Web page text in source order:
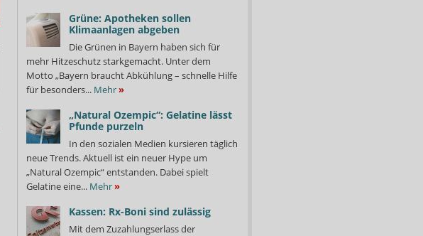
Kommt eine Kundin mit Zyankali in die Apotheke... So etwas hat Roths alte englische Apotheke
selbst in ihrer langen Geschichte sehr selten erlebt.
Foto: Roths alte englische Apotheke
Grüne: Apotheken sollen
Klimaanlagen abgeben
Die Grünen in Bayern haben sich für
mehr Hitzeschutz starkgemacht. Unter dem
Motto „Bayern braucht Abkühlung – schnelle Hilfe
für besonders... Mehr»
„Natural Ozempic“: Gelatine lässt
Pfunde purzeln
In den sozialen Medien kursieren täglich
neue Trends. Aktuell ist ein neuer Hype um
„Natural Ozempic“ entstanden. Dabei spielt
Gelatine eine... Mehr»
Kassen: Rx-Boni sind zulässig
Mit dem Zuzahlungserlass der